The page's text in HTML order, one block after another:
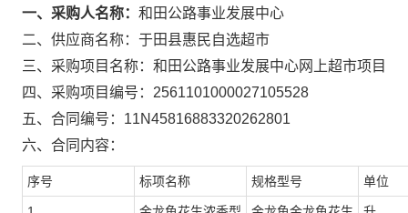
一、采购人名称： 和田公路事业发展中心
二、供应商名称： 于田县惠民自选超市
三、采购项目名称： 和田公路事业发展中心网上超市项目
四、采购项目编号： 2561101000027105528
五、合同编号： 11N45816883320262801
六、合同内容：
序号 标项名称 规格型号 单位